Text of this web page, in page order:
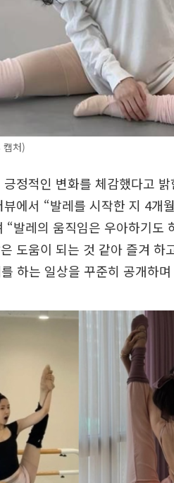
처)
정적인 변화를 체감했다고
뷰에서 “발레를 시작한 지 4개
발레의 움직임은 우아하기도
도움이 되는 것 같아 즐겨 하
하는 일상을 꾸준히 공개하